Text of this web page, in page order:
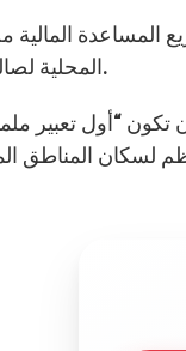
المالية
المحلية لصالح المشردين والمنكوبين.
أن تكون “أول